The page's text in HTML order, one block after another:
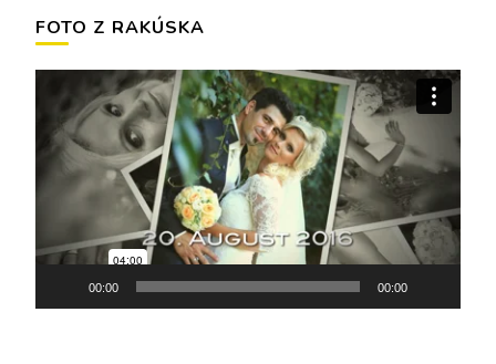
FOTO Z RAKÚSKA
Video
prehrávač
00:00 00:00